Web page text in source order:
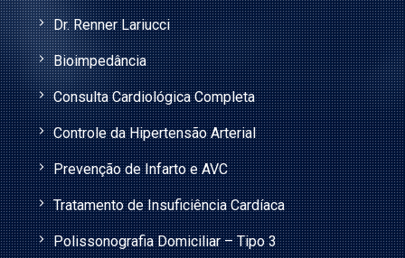
Dr. Renner Lariucci
Bioimpedância
Consulta Cardiológica Completa
Controle da Hipertensão Arterial
Prevenção de Infarto e AVC
Tratamento de Insuficiência Cardíaca
Polissonografia Domiciliar – Tipo 3